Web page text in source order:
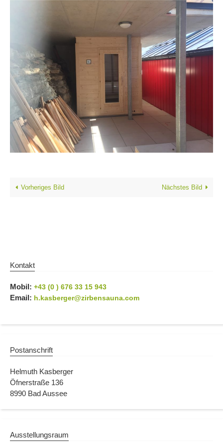
Vorheriges Bild Nächstes Bild
Kontakt
Mobil: +43 (0 ) 676 33 15 943
Email: h.kasberger@zirbensauna.com
Postanschrift
Helmuth Kasberger
Öfnerstraße 136
8990 Bad Aussee
Ausstellungsraum